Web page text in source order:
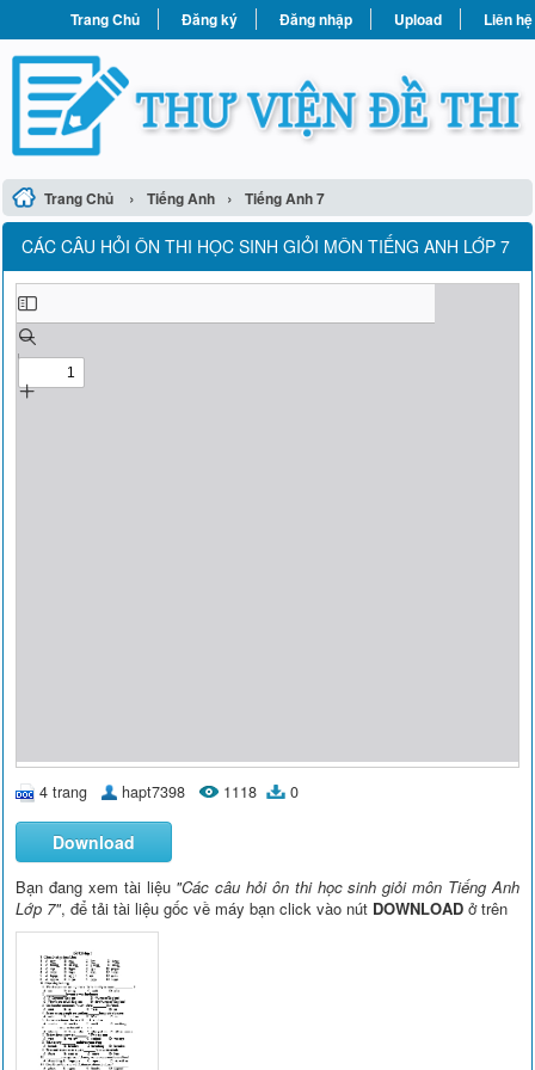
Trang Chủ Đăng ký Đăng nhập Upload Liên hệ
Trang Chủ › Tiếng Anh › Tiếng Anh 7
CÁC CÂU HỎI ÔN THI HỌC SINH GIỎI MÔN TIẾNG ANH LỚP 7
4 trang hapt7398 1118 0
Download
Bạn đang xem tài liệu "Các câu hỏi ôn thi học sinh giỏi môn Tiếng Anh
Lớp 7", để tải tài liệu gốc về máy bạn click vào nút DOWNLOAD ở trên